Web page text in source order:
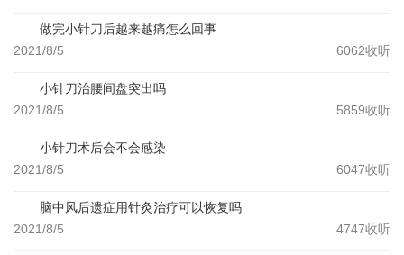
做完小针刀后越来越痛怎么回事
2021/8/5
6062收听
小针刀治腰间盘突出吗
2021/8/5
5859收听
小针刀术后会不会感染
2021/8/5
6047收听
脑中风后遗症用针灸治疗可以恢复吗
2021/8/5
4747收听